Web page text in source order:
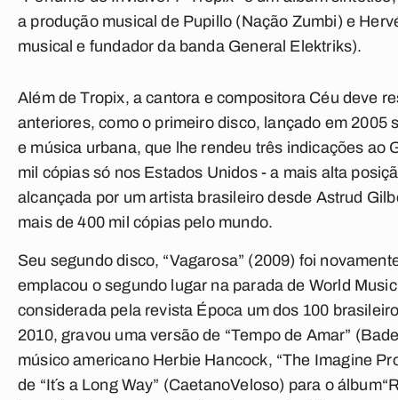
a produção musical de Pupillo (Nação Zumbi) e
musical e fundador da banda General Elektriks).
Além de Tropix, a cantora e compositora Céu deve
anteriores, como o primeiro disco, lançado em 2005
e música urbana, que lhe rendeu três indicações ao
mil cópias só nos Estados Unidos - a mais alta
alcançada por um artista brasileiro desde Astrud
mais de 400 mil cópias pelo mundo.
Seu segundo disco, “Vagarosa” (2009) foi
emplacou o segundo lugar na parada de World
considerada pela revista Época um dos 100
2010, gravou uma versão de “Tempo de Amar”
músico americano Herbie Hancock, “The Imagine
de “It´s a Long Way” (CaetanoVeloso) para o